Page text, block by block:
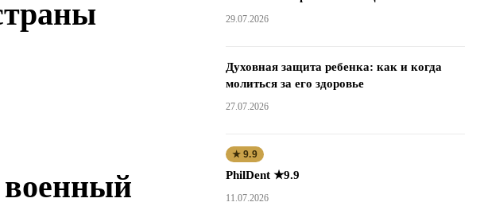
29.07.2026
Духовная защита ребенка: как и когда
молиться за его здоровье
27.07.2026
★ 9.9
PhilDent ★9.9
11.07.2026